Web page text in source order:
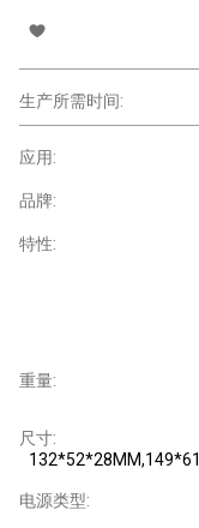
生产所需时间:
应用:
品牌:
特性:
重量:
尺寸:
电源类型: